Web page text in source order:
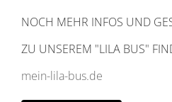
NOCH MEHR INFOS UND
ZU UNSEREM "LILA BUS"
mein-lila-bus.de